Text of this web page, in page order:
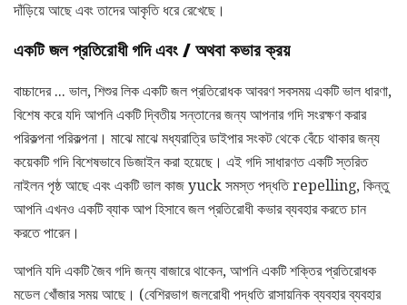
দাঁড়িয়ে আছে এবং তাদের আকৃতি ধরে রেখেছে।
একটি জল প্রতিরোধী গদি এবং / অথবা কভার ক্রয়
বাচ্চাদের ... ভাল, শিশুর লিক একটি জল প্রতিরোধক আবরণ সবসময় একটি ভাল ধারণা,
বিশেষ করে যদি আপনি একটি দ্বিতীয় সন্তানের জন্য আপনার গদি সংরক্ষণ করার
পরিকল্পনা পরিকল্পনা। মাঝে মাঝে মধ্যরাত্রি ডাইপার সংকট থেকে বেঁচে থাকার জন্য
কয়েকটি গদি বিশেষভাবে ডিজাইন করা হয়েছে। এই গদি সাধারণত একটি স্তরিত
নাইলন পৃষ্ঠ আছে এবং একটি ভাল কাজ yuck সমস্ত পদ্ধতি repelling, কিন্তু
আপনি এখনও একটি ব্যাক আপ হিসাবে জল প্রতিরোধী কভার ব্যবহার করতে চান
করতে পারেন।
আপনি যদি একটি জৈব গদি জন্য বাজারে থাকেন, আপনি একটি শক্তির প্রতিরোধক
মডেল খোঁজার সময় আছে। (বেশিরভাগ জলরোধী পদ্ধতি রাসায়নিক ব্যবহার ব্যবহার